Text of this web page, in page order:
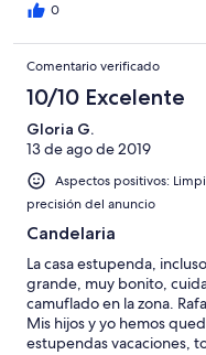
0
Comentario verificado
10/10 Excelente
Gloria G.
13 de ago de 2019
Aspectos positivos:
precisión del anuncio
Candelaria
La casa estupenda,
grande, muy bonito,
camuflado en la zona.
Mis hijos y yo hemos
estupendas vacaciones,